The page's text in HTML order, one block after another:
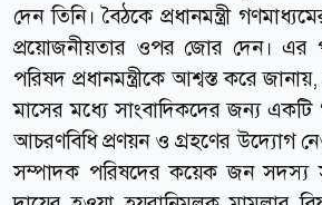
দেন তিনি। বৈঠকে প্রধানমন্ত্রী
প্রয়োজনীয়তার ওপর জোর দেন। এর
পরিষদ প্রধানমন্ত্রীকে আশ্বস্ত করে
মাসের মধ্যে সাংবাদিকদের জন্য একটি
আচরণবিধি প্রণয়ন ও গ্রহণের উদ্যোগ
সম্পাদক পরিষদের কয়েক জন সদস্য